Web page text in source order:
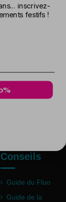
confettis puis la
Conseils
Guide du Fluo
Guide de la
inscrivez-
festifs !